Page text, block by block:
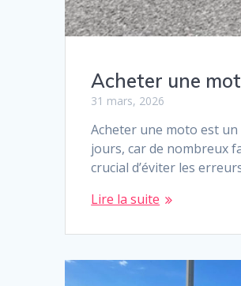
Acheter une
31 mars, 2026
Acheter une moto est un
jours, car de nombreux
crucial d’éviter les
Lire la suite